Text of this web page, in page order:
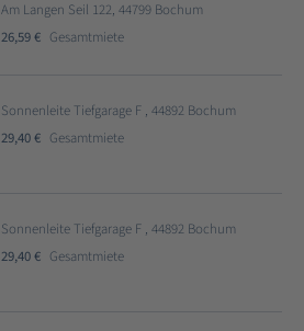
Am Langen Seil 122, 44799 Bochum
26,59 € Gesamtmiete
Sonnenleite Tiefgarage F , 44892 Bochum
29,40 € Gesamtmiete
Sonnenleite Tiefgarage F , 44892 Bochum
29,40 € Gesamtmiete